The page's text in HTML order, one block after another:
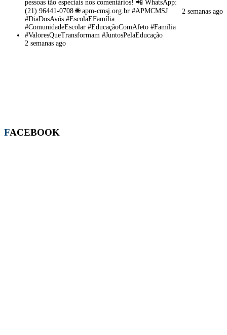
2 semanas ago
2 semanas ago
FACEBOOK